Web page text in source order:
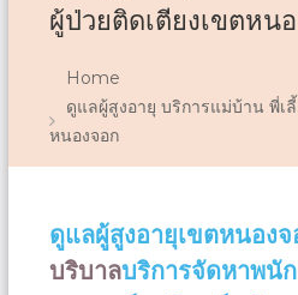
ผู้ป่วยติดเตียงเขตหน
Home
ดูแลผู้สูงอายุ บริการแม่บ้าน พี่เลี้
หนองจอก
ดูแลผู้สูงอายุเขตหนองจ
บริบาลบริการจัดหาพนั